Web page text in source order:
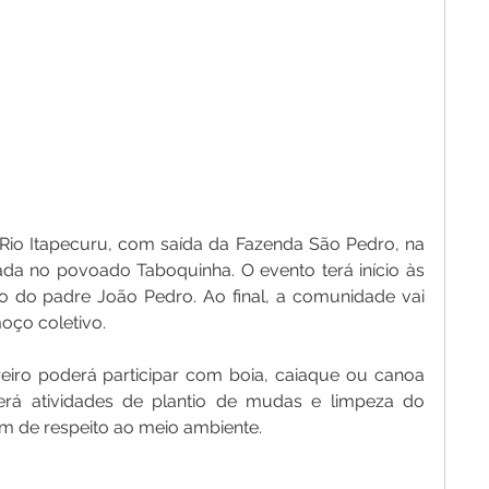
Itapecuru, com saída da Fazenda São Pedro, na
no povoado Taboquinha. O evento terá início às
do padre João Pedro. Ao final, a comunidade vai
coletivo.
poderá participar com boia, caiaque ou canoa
atividades de plantio de mudas e limpeza do
de respeito ao meio ambiente.